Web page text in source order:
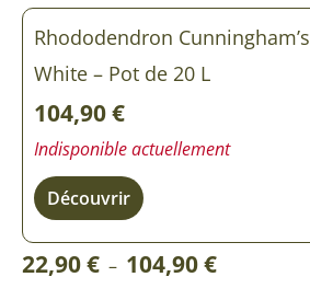
Rhododendron Cunningham’s
White – Pot de 20 L
104,90€
Indisponible actuellement
Découvrir
22,90€ – 104,90€Plage